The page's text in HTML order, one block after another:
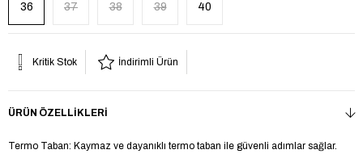
36 37 38 39 40
Kritik Stok İndirimli Ürün
ÜRÜN ÖZELLIKLERI
Termo Taban: Kaymaz ve dayanıklı termo taban ile güvenli adımlar sağlar.